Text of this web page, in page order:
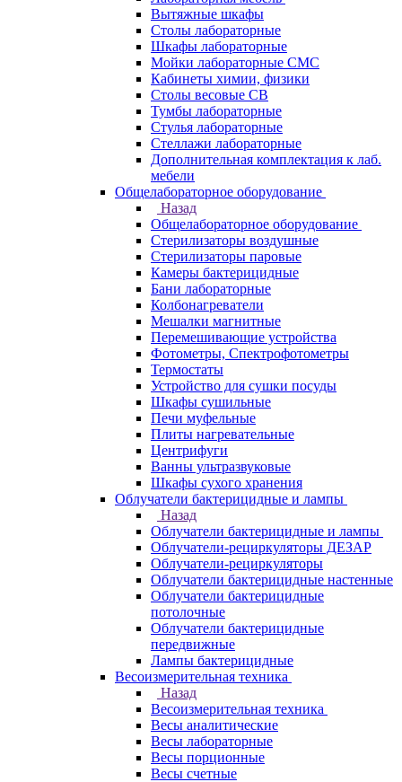
Вытяжные шкафы
Столы лабораторные
Шкафы лабораторные
Мойки лабораторные СМС
Кабинеты химии, физики
Столы весовые СВ
Тумбы лабораторные
Стулья лабораторные
Стеллажи лабораторные
Дополнительная комплектация к лаб.
мебели
Общелабораторное оборудование
Назад
Общелабораторное оборудование
Стерилизаторы воздушные
Стерилизаторы паровые
Камеры бактерицидные
Бани лабораторные
Колбонагреватели
Мешалки магнитные
Перемешивающие устройства
Фотометры, Спектрофотометры
Термостаты
Устройство для сушки посуды
Шкафы сушильные
Печи муфельные
Плиты нагревательные
Центрифуги
Ванны ультразвуковые
Шкафы сухого хранения
Облучатели бактерицидные и лампы
Назад
Облучатели бактерицидные и лампы
Облучатели-рециркуляторы ДЕЗАР
Облучатели-рециркуляторы
Облучатели бактерицидные настенные
Облучатели бактерицидные
потолочные
Облучатели бактерицидные
передвижные
Лампы бактерицидные
Весоизмерительная техника
Назад
Весоизмерительная техника
Весы аналитические
Весы лабораторные
Весы порционные
Весы счетные